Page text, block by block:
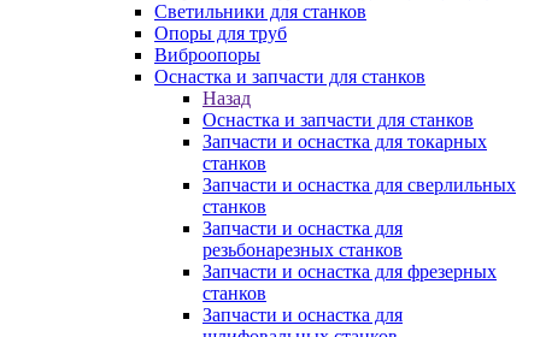
Светильники для станков
Опоры для труб
Виброопоры
Оснастка и запчасти для станков
Назад
Оснастка и запчасти для станков
Запчасти и оснастка для токарных
станков
Запчасти и оснастка для сверлильных
станков
Запчасти и оснастка для
резьбонарезных станков
Запчасти и оснастка для фрезерных
станков
Запчасти и оснастка для